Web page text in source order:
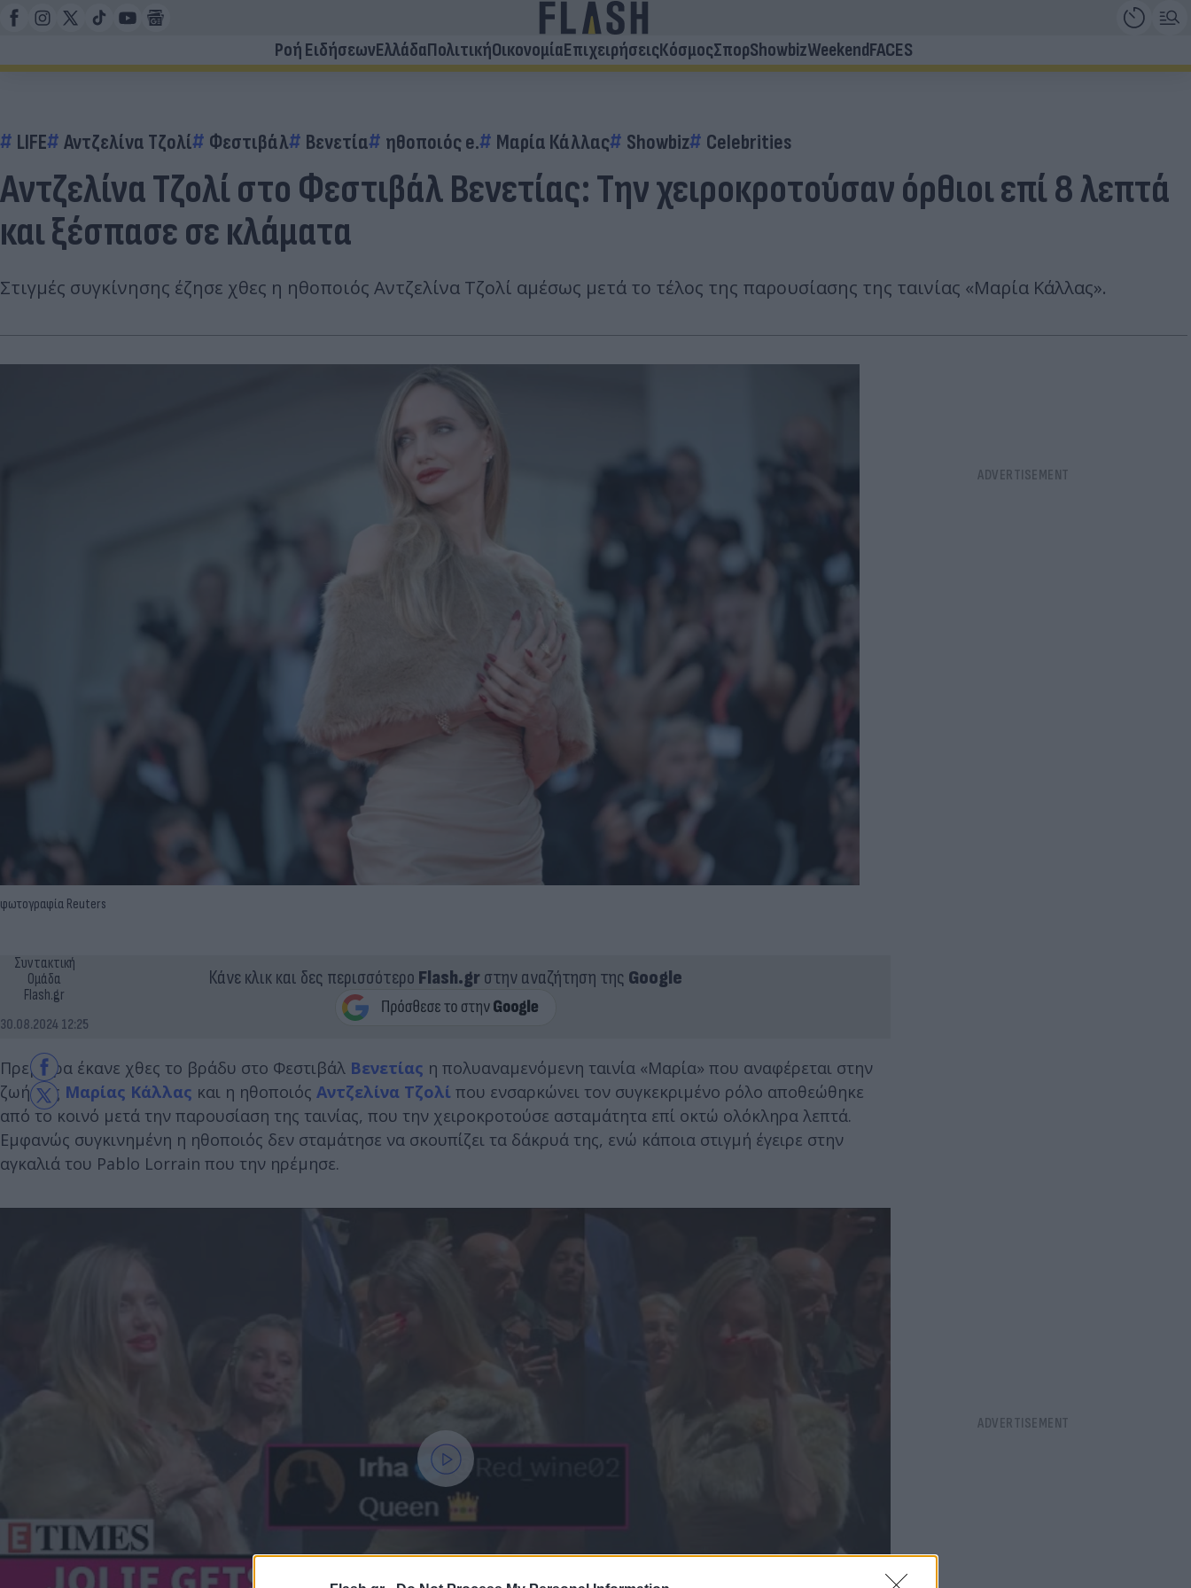
Ροή ΕιδήσεωνΕλλάδαΠολιτικήΟικονομίαΕπιχειρήσειςΚόσμοςΣπορShowbizWeekendFACES
LIFE Αντζελίνα Τζολί Φεστιβάλ Βενετία ηθοποιός e. Μαρία Κάλλας Showbiz Celebrities
Αντζελίνα Τζολί στο Φεστιβάλ Βενετίας: Την χειροκροτούσαν όρθιοι επί 8 λεπτά
και ξέσπασε σε κλάματα
Στιγμές συγκίνησης έζησε χθες η ηθοποιός Αντζελίνα Τζολί αμέσως μετά το τέλος της παρουσίασης της ταινίας «Μαρία Κάλλας».
φωτογραφία Reuters
Συντακτική
Ομάδα
Flash.gr
30.08.2024 12:25
Κάνε κλικ και δες περισσότερο Flash.grστην αναζήτηση της Google
Πρεμιέρα έκανε χθες το βράδυ στο Φεστιβάλ Βενετίας η πολυαναμενόμενη ταινία «Μαρία» που αναφέρεται στην
ζωή της Μαρίας Κάλλας και η ηθοποιός Αντζελίνα Τζολί που ενσαρκώνει τον συγκεκριμένο ρόλο αποθεώθηκε
από το κοινό μετά την παρουσίαση της ταινίας, που την χειροκροτούσε ασταμάτητα επί οκτώ ολόκληρα λεπτά.
Εμφανώς συγκινημένη η ηθοποιός δεν σταμάτησε να σκουπίζει τα δάκρυά της, ενώ κάποια στιγμή έγειρε στην
αγκαλιά του Pablo Lorrain που την ηρέμησε.